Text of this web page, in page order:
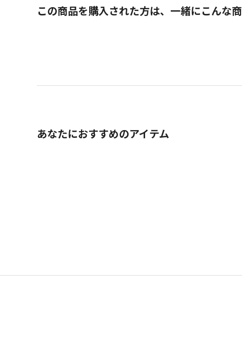
この商品を購入された方は、一緒にこんな商
あなたにおすすめのアイテム